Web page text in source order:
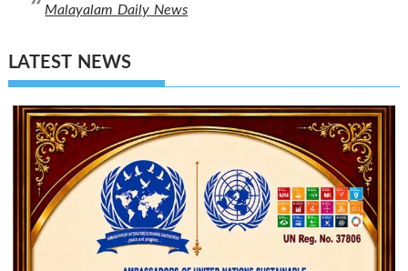
Malayalam Daily News
LATEST NEWS